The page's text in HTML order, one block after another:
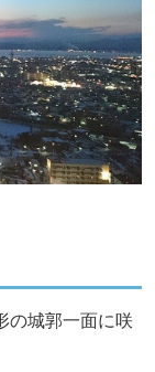
の城郭一面に咲